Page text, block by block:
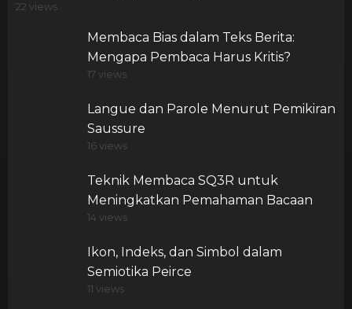
22 views
Membaca Bias dalam Teks Berita:
Mengapa Pembaca Harus Kritis?
17 views
Langue dan Parole Menurut Pemikiran
Saussure
16 views
Teknik Membaca SQ3R untuk
Meningkatkan Pemahaman Bacaan
14 views
Ikon, Indeks, dan Simbol dalam
Semiotika Peirce
11 views